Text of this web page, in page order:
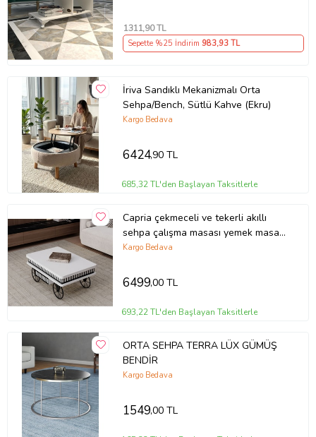
1311,90 TL
Sepette %25 İndirim 983,93 TL
İriva Sandıklı Mekanizmalı Orta
Sehpa/Bench, Sütlü Kahve (Ekru)
Kargo Bedava
6424,90 TL
685,32 TL'den Başlayan Taksitlerle
Capria çekmeceli ve tekerli akıllı
sehpa çalışma masası yemek masası
yer sofrası araba model sehpa
Kargo Bedava
6499,00 TL
693,22 TL'den Başlayan Taksitlerle
ORTA SEHPA TERRA LÜX GÜMÜŞ
BENDİR
Kargo Bedava
1549,00 TL